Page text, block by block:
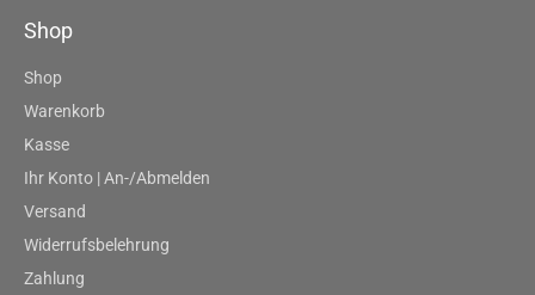
Shop
Shop
Warenkorb
Kasse
Ihr Konto | An-/Abmelden
Versand
Widerrufsbelehrung
Zahlung